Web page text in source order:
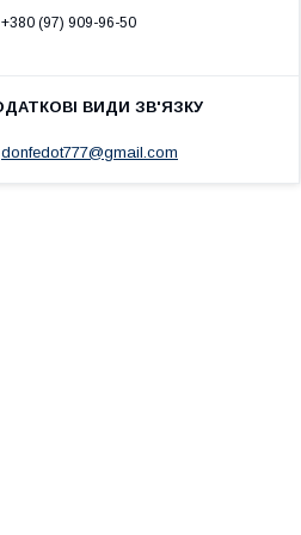
+380 (97) 909-96-50
donfedot777@gmail.com